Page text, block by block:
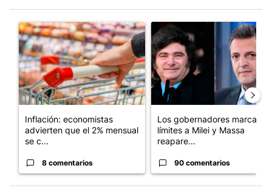
Un artículo de tendencia con el título "Inflación: economistas
Inflación: economistas
advierten que el 2% mensual
se c...
8 comentarios
Un artículo de tendencia
Los gobernadores marcan
límites a Milei y Massa
reapare...
90 comentarios